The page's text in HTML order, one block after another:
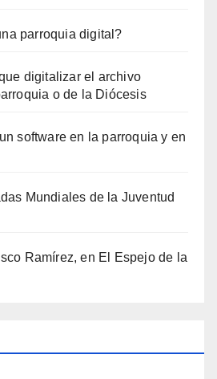
parroquia digital?
digitalizar el archivo
o de la Diócesis
software en la parroquia y en
Mundiales de la Juventud
Ramírez, en El Espejo de la